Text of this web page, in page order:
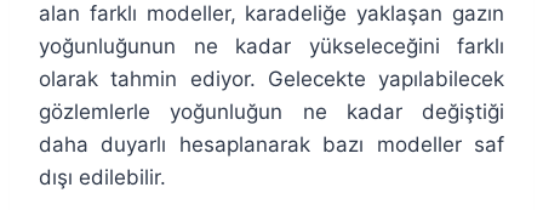
alan farklı modeller, karadeliğe yaklaşan gazın
yoğunluğunun ne kadar yükseleceğini farklı
olarak tahmin ediyor. Gelecekte yapılabilecek
gözlemlerle yoğunluğun ne kadar değiştiği
daha duyarlı hesaplanarak bazı modeller saf
dışı edilebilir.